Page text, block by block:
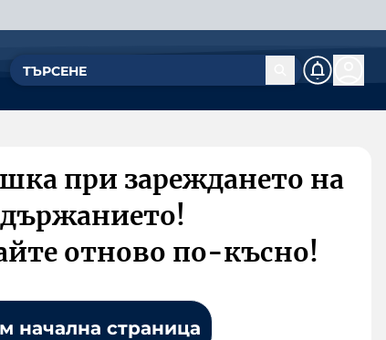
при зареждането на
отново по-късно!
начална страница